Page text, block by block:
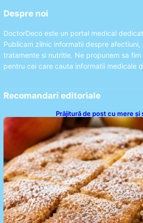
Despre noi
DoctorDeco este un portal medical
Publicam zilnic informatii despre afectiuni,
tratamente si nutritie. Ne propunem sa
pentru cei care cauta informatii medicale
Recomandari editoriale
Prăjitură de post cu mere și
Dulce pentru Postul